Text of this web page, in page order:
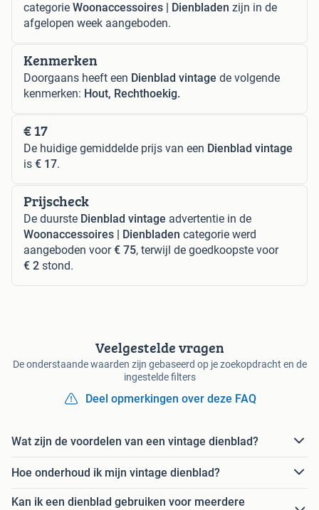
categorie Woonaccessoires | Dienbladen zijn in de
afgelopen week aangeboden.
Kenmerken
Doorgaans heeft een Dienblad vintage de volgende
kenmerken: Hout, Rechthoekig.
€ 17
De huidige gemiddelde prijs van een Dienblad vintage
is € 17.
Prijscheck
De duurste Dienblad vintage advertentie in de
Woonaccessoires | Dienbladen categorie werd
aangeboden voor€ 75, terwijl de goedkoopste voor
€ 2 stond.
Veelgestelde vragen
De onderstaande waarden zijn gebaseerd op je zoekopdracht en de
ingestelde filters
Deel opmerkingen over deze FAQ
Wat zijn de voordelen van een vintage dienblad?
Hoe onderhoud ik mijn vintage dienblad?
Kan ik een dienblad gebruiken voor meerdere